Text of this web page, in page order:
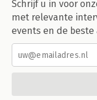
Schrijf u in voor
met relevante
events en de beste